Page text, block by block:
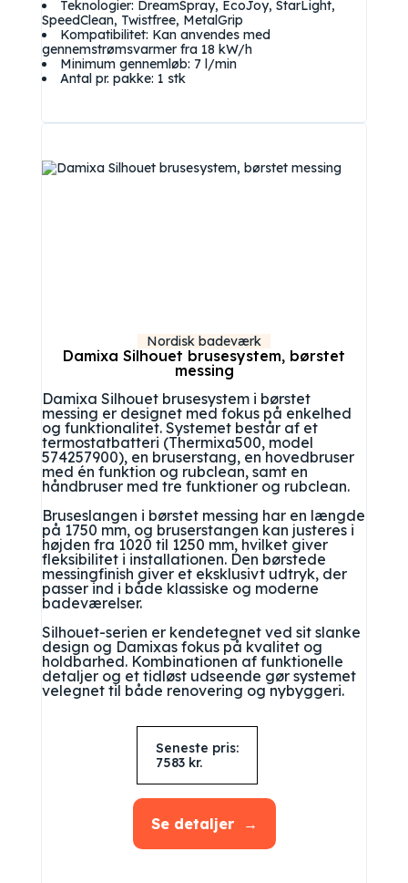
Teknologier: DreamSpray, EcoJoy, StarLight,
SpeedClean, Twistfree, MetalGrip
Kompatibilitet: Kan anvendes med
gennemstrømsvarmer fra 18 kW/h
Minimum gennemløb: 7 l/min
Antal pr. pakke: 1 stk
Nordisk badeværk
Damixa Silhouet brusesystem, børstet
messing
Damixa Silhouet brusesystem i børstet
messing er designet med fokus på enkelhed
og funktionalitet. Systemet består af et
termostatbatteri (Thermixa500, model
574257900), en bruserstang, en hovedbruser
med én funktion og rubclean, samt en
håndbruser med tre funktioner og rubclean.
Bruseslangen i børstet messing har en længde
på 1750 mm, og bruserstangen kan justeres i
højden fra 1020 til 1250 mm, hvilket giver
fleksibilitet i installationen. Den børstede
messingfinish giver et eksklusivt udtryk, der
passer ind i både klassiske og moderne
badeværelser.
Silhouet-serien er kendetegnet ved sit slanke
design og Damixas fokus på kvalitet og
holdbarhed. Kombinationen af funktionelle
detaljer og et tidløst udseende gør systemet
velegnet til både renovering og nybyggeri.
Seneste pris:
7583 kr.
Se detaljer